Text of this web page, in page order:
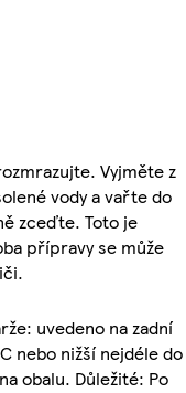
Vyjměte z
vody a vařte do
zceďte. Toto je
přípravy se může
uvedeno na zadní
nebo nižší nejdéle do
obalu. Důležité: Po